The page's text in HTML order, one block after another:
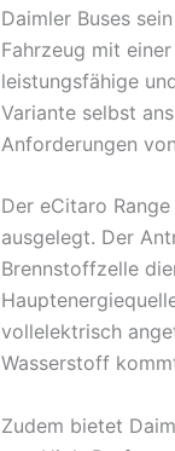
Daimler Buses
Fahrzeug mit
leistungsfähige
Variante selbst
Anforderungen
Der eCitaro
ausgelegt. Der
Brennstoffzelle
vollelektrisch
Wasserstoff
Zudem bietet